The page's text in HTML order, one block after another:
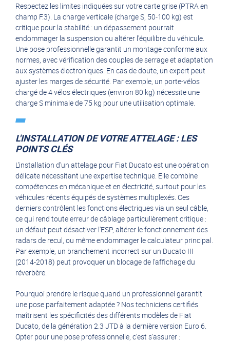
Respectez les limites indiquées sur votre carte grise (PTRA en
champ F.3). La charge verticale (charge S, 50-100 kg) est
critique pour la stabilité : un dépassement pourrait
endommager la suspension ou altérer l'équilibre du véhicule.
Une pose professionnelle garantit un montage conforme aux
normes, avec vérification des couples de serrage et adaptation
aux systèmes électroniques. En cas de doute, un expert peut
ajuster les marges de sécurité. Par exemple, un porte-vélos
chargé de 4 vélos électriques (environ 80 kg) nécessite une
charge S minimale de 75 kg pour une utilisation optimale.
L'INSTALLATION DE VOTRE ATTELAGE : LES
POINTS CLÉS
L'installation d'un attelage pour Fiat Ducato est une opération
délicate nécessitant une expertise technique. Elle combine
compétences en mécanique et en électricité, surtout pour les
véhicules récents équipés de systèmes multiplexés. Ces
derniers contrôlent les fonctions électriques via un seul câble,
ce qui rend toute erreur de câblage particulièrement critique :
un défaut peut désactiver l'ESP, altérer le fonctionnement des
radars de recul, ou même endommager le calculateur principal.
Par exemple, un branchement incorrect sur un Ducato III
(2014-2018) peut provoquer un blocage de l'affichage du
réverbère.
Pourquoi prendre le risque quand un professionnel garantit
une pose parfaitement adaptée ? Nos techniciens certifiés
maîtrisent les spécificités des différents modèles de Fiat
Ducato, de la génération 2.3 JTD à la dernière version Euro 6.
Opter pour une pose professionnelle, c'est s'assurer :